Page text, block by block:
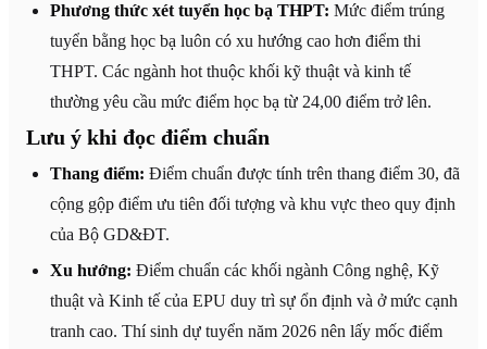
Phương thức xét tuyển học bạ THPT: Mức điểm trúng
tuyển bằng học bạ luôn có xu hướng cao hơn điểm thi
THPT. Các ngành hot thuộc khối kỹ thuật và kinh tế
thường yêu cầu mức điểm học bạ từ 24,00 điểm trở lên.
Lưu ý khi đọc điểm chuẩn
Thang điểm: Điểm chuẩn được tính trên thang điểm 30, đã
cộng gộp điểm ưu tiên đối tượng và khu vực theo quy định
của Bộ GD&ĐT.
Xu hướng: Điểm chuẩn các khối ngành Công nghệ, Kỹ
thuật và Kinh tế của EPU duy trì sự ổn định và ở mức cạnh
tranh cao. Thí sinh dự tuyển năm 2026 nên lấy mốc điểm